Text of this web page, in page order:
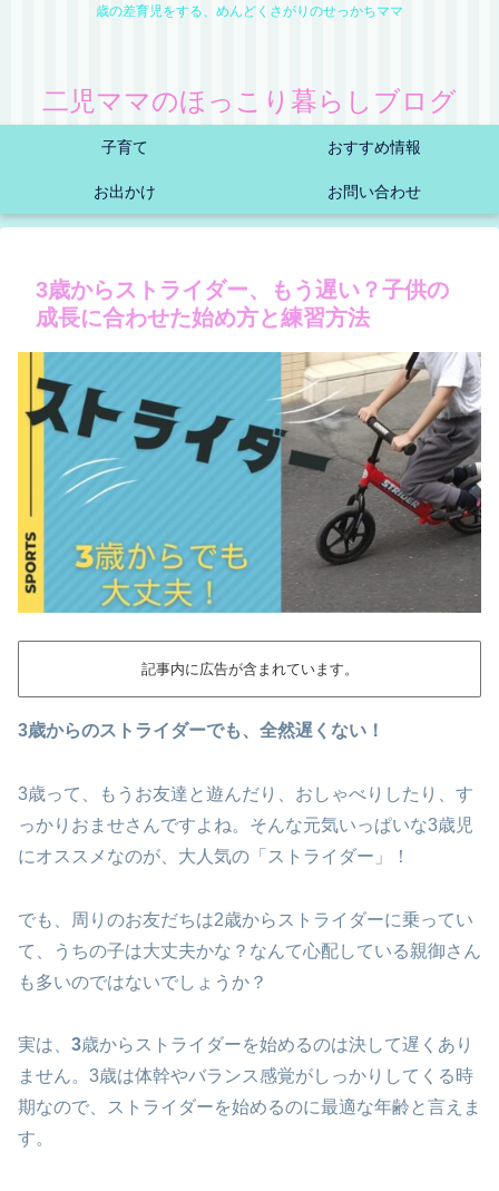
歳の差育児をする、めんどくさがりのせっかちママ
二児ママのほっこり暮らしブログ
子育て おすすめ情報
お出かけ お問い合わせ
3歳からストライダー、もう遅い？子供の
成長に合わせた始め方と練習方法
記事内に広告が含まれています。
3歳からのストライダーでも、全然遅くない！
3歳って、もうお友達と遊んだり、おしゃべりしたり、す
っかりおませさんですよね。そんな元気いっぱいな3歳児
にオススメなのが、大人気の「ストライダー」！
でも、周りのお友だちは2歳からストライダーに乗ってい
て、うちの子は大丈夫かな？なんて心配している親御さん
も多いのではないでしょうか？
実は、 3歳からストライダーを始めるのは決して遅くあり
ません。3歳は体幹やバランス感覚がしっかりしてくる時
期なので、ストライダーを始めるのに最適な年齢と言えま
す。